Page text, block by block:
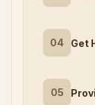
04 Get
05